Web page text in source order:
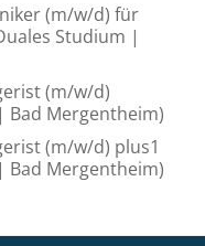
(m/w/d) für
Studium |
(m/w/d)
Bad Mergentheim)
(m/w/d) plus1
Bad Mergentheim)